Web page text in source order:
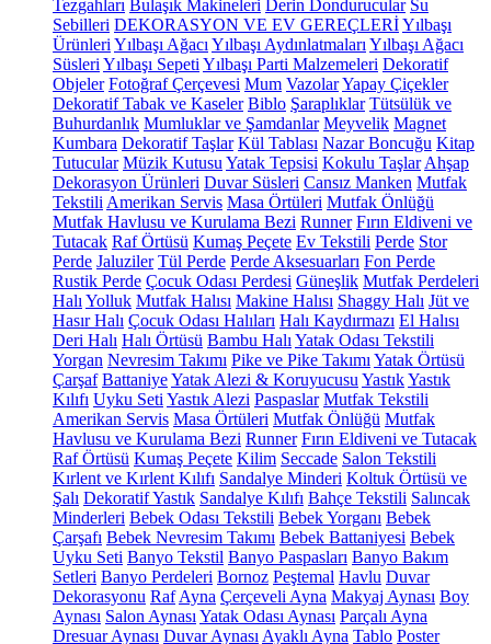
Tezgahları Bulaşık Makineleri Derin Dondurucular Su
Sebilleri DEKORASYON VE EV GEREÇLERİYılbaşı
Ürünleri Yılbaşı Ağacı Yılbaşı Aydınlatmaları Yılbaşı Ağacı
Süsleri Yılbaşı Sepeti Yılbaşı Parti Malzemeleri Dekoratif
Objeler Fotoğraf Çerçevesi Mum VazolarYapay Çiçekler
Dekoratif Tabak ve Kaseler Biblo Şaraplıklar Tütsülük ve
Buhurdanlık Mumluklar ve Şamdanlar Meyvelik Magnet
Kumbara Dekoratif Taşlar Kül Tablası Nazar Boncuğu Kitap
Tutucular Müzik Kutusu Yatak Tepsisi Kokulu Taşlar Ahşap
Dekorasyon Ürünleri Duvar Süsleri Cansız Manken Mutfak
Tekstili Amerikan Servis Masa Örtüleri Mutfak Önlüğü
Mutfak Havlusu ve Kurulama Bezi Runner Fırın Eldiveni ve
Tutacak Raf Örtüsü Kumaş Peçete Ev Tekstili Perde Stor
Perde Jaluziler Tül Perde Perde Aksesuarları Fon Perde
Rustik Perde Çocuk Odası Perdesi Güneşlik Mutfak Perdeleri
Halı Yolluk Mutfak Halısı Makine Halısı Shaggy Halı Jüt ve
Hasır Halı Çocuk Odası Halıları Halı Kaydırmazı El Halısı
Deri Halı Halı Örtüsü Bambu Halı Yatak Odası Tekstili
Yorgan Nevresim Takımı Pike ve Pike Takımı Yatak Örtüsü
Çarşaf BattaniyeYatak Alezi & Koruyucusu YastıkYastık
Kılıfı Uyku Seti Yastık Alezi Paspaslar Mutfak Tekstili
Amerikan Servis Masa Örtüleri Mutfak Önlüğü Mutfak
Havlusu ve Kurulama Bezi Runner Fırın Eldiveni ve Tutacak
Raf Örtüsü Kumaş Peçete Kilim Seccade Salon Tekstili
Kırlent ve Kırlent Kılıfı Sandalye Minderi Koltuk Örtüsü ve
Şalı Dekoratif Yastık Sandalye Kılıfı Bahçe Tekstili Salıncak
Minderleri Bebek Odası Tekstili Bebek Yorganı Bebek
Çarşafı Bebek Nevresim Takımı Bebek Battaniyesi Bebek
Uyku Seti Banyo Tekstil Banyo Paspasları Banyo Bakım
Setleri Banyo Perdeleri Bornoz Peştemal Havlu Duvar
Dekorasyonu Raf Ayna Çerçeveli Ayna Makyaj Aynası Boy
Aynası Salon Aynası Yatak Odası Aynası Parçalı Ayna
Dresuar Aynası Duvar Aynası Ayaklı Ayna Tablo Poster